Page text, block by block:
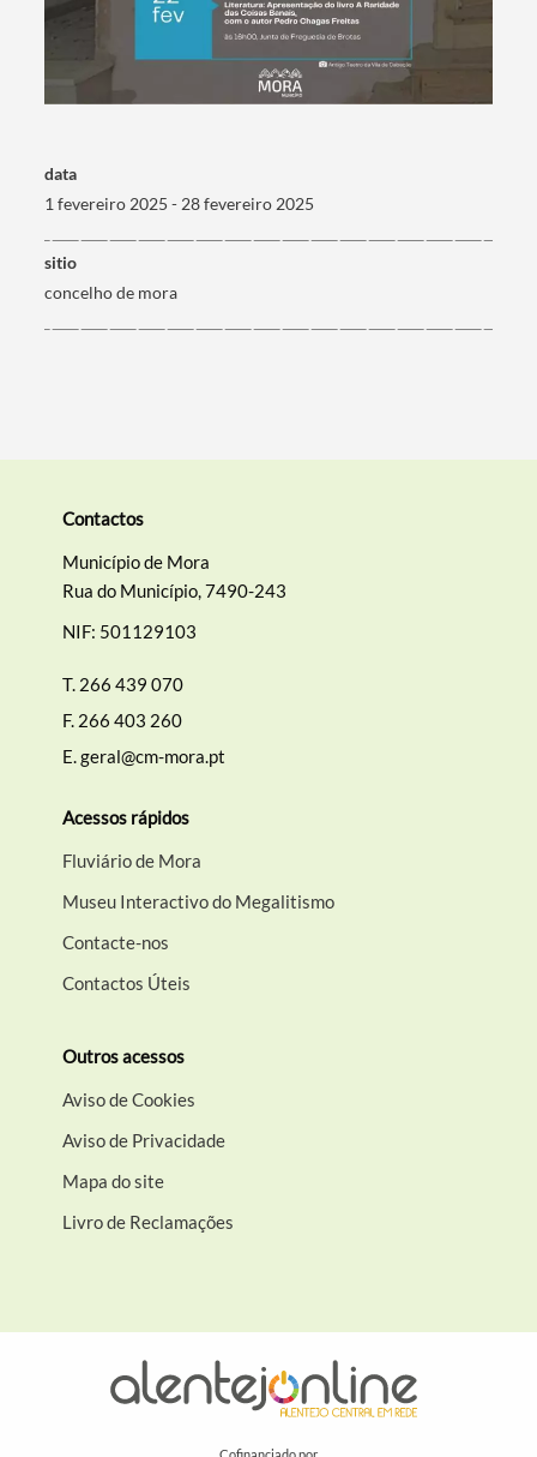
data
1 fevereiro 2025 - 28 fevereiro 2025
sitio
concelho de mora
Contactos
Município de Mora
Rua do Município, 7490-243
NIF: 501129103
T. 266 439 070
F. 266 403 260
E.geral@cm-mora.pt
Acessos rápidos
Fluviário de Mora
Museu Interactivo do Megalitismo
Contacte-nos
Contactos Úteis
Outros acessos
Aviso de Cookies
Aviso de Privacidade
Mapa do site
Livro de Reclamações
Cofinanciado por